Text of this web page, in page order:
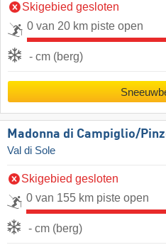
Skigebied gesloten
0 van 20 km piste open
- cm (berg)
Madonna di Campiglio/​
Val di Sole
Skigebied gesloten
0 van 155 km piste open
- cm (berg)